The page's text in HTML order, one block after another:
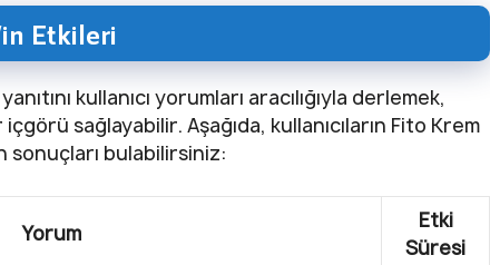
Etkileri
kullanıcı yorumları aracılığıyla derlemek,
sağlayabilir. Aşağıda, kullanıcıların Fito Krem
sonuçları bulabilirsiniz:
Yorum
Etki
Süresi